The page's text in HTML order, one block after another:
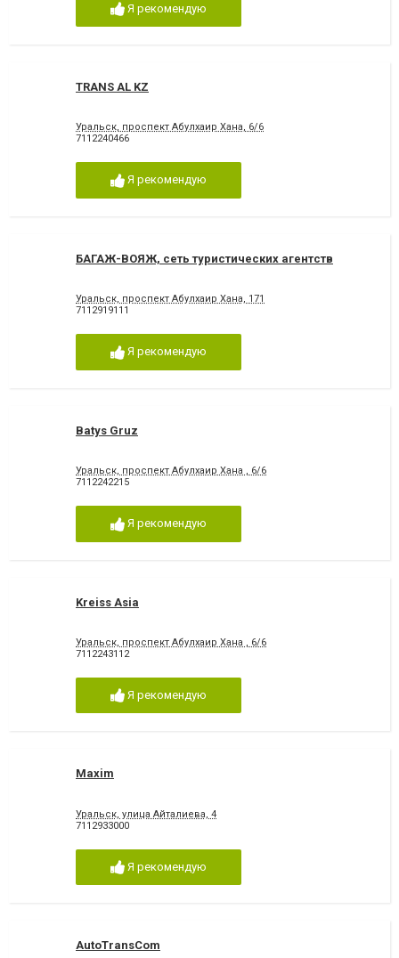
Я рекомендую
TRANS AL KZ
Уральск, проспект Абулхаир Хана, 6/6
7112240466
Я рекомендую
БАГАЖ-ВОЯЖ, сеть туристических агентств
Уральск, проспект Абулхаир Хана, 171
7112919111
Я рекомендую
Batys Gruz
Уральск, проспект Абулхаир Хана , 6/6
7112242215
Я рекомендую
Kreiss Asia
Уральск, проспект Абулхаир Хана , 6/6
7112243112
Я рекомендую
Maxim
Уральск, улица Айталиева, 4
7112933000
Я рекомендую
AutoTransCom